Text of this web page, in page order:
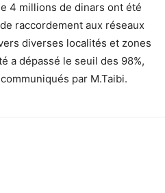
4 millions de dinars ont été
raccordement aux réseaux
diverses localités et zones
a dépassé le seuil des 98%,
par M.Taibi.